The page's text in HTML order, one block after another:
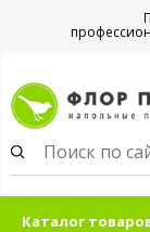
Каталог